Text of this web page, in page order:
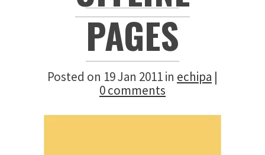
PAGES
Posted on 19 Jan 2011 in echipa |
0 comments